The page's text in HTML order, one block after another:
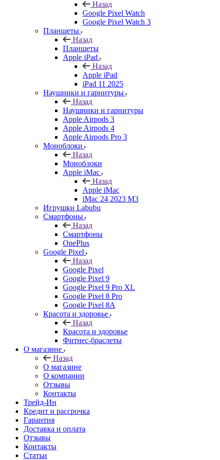
Назад
Google Pixel Watch
Google Pixel Watch 3
Планшеты
Назад
Планшеты
Apple iPad
Назад
Apple iPad
iPad 11 2025
Наушники и гарнитуры
Назад
Наушники и гарнитуры
Apple Airpods 3
Apple Airpods 4
Apple Airpods Pro 3
Моноблоки
Назад
Моноблоки
Apple iMac
Назад
Apple iMac
iMac 24 2023 M3
Игрушки Labubu
Смартфоны
Назад
Смартфоны
OnePlus
Google Pixel
Назад
Google Pixel
Google Pixel 9
Google Pixel 9 Pro XL
Google Pixel 8 Pro
Google Pixel 8A
Красота и здоровье
Назад
Красота и здоровье
Фитнес-браслеты
О магазине
Назад
О магазине
О компании
Отзывы
Контакты
Трейд-Ин
Кредит и рассрочка
Гарантия
Доставка и оплата
Отзывы
Контакты
Статьи